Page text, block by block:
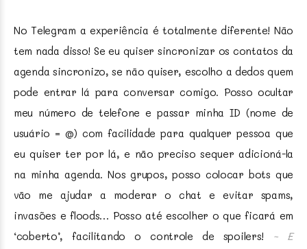
No Telegram a experiência é totalmente diferente! Não
tem nada disso! Se eu quiser sincronizar os contatos da
agenda sincronizo, se não quiser, escolho a dedos quem
pode entrar lá para conversar comigo. Posso ocultar
meu número de telefone e passar minha ID (nome de
usuário = @) com facilidade para qualquer pessoa que
eu quiser ter por lá, e não preciso sequer adicioná-la
na minha agenda. Nos grupos, posso colocar bots que
vão me ajudar a moderar o chat e evitar spams,
invasões e floods… Posso até escolher o que ficará em
‘coberto’, facilitando o controle de spoilers! ~ E